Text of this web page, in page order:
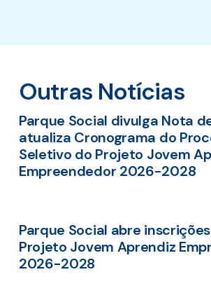
Outras Notícias
Parque Social divulga Nota
atualiza Cronograma do
Seletivo do Projeto Jovem
Empreendedor 2026-2028
Parque Social abre
Projeto Jovem Aprendiz
2026-2028